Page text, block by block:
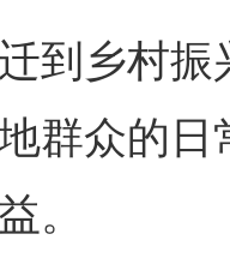
乡村振
群众的
。